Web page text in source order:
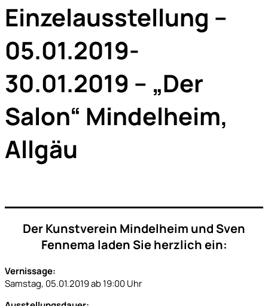
Einzelausstellung –
05.01.2019-
30.01.2019 – „Der
Salon“ Mindelheim,
Allgäu
Der Kunstverein Mindelheim und Sven
Fennema laden Sie herzlich ein:
Vernissage:
Samstag, 05.01.2019 ab 19:00 Uhr